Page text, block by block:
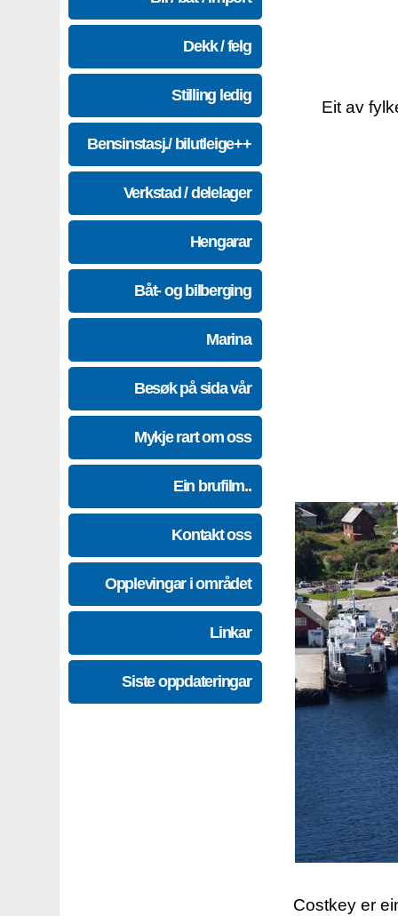
Dekk / felg
Stilling ledig
Bensinstasj./ bilutleige++
Verkstad / delelager
Hengarar
Båt- og bilberging
Marina
Besøk på sida vår
Mykje rart om oss
Ein brufilm..
Kontakt oss
Opplevingar i området
Linkar
Siste oppdateringar
Eit av
Costkey er